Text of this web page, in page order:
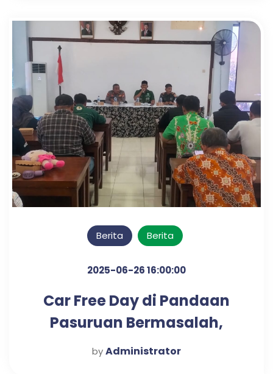
Berita Berita
2025-06-26 16:00:00
Car Free Day di Pandaan
Pasuruan Bermasalah,
Pemangku Wilayah Panggil
byAdministrator